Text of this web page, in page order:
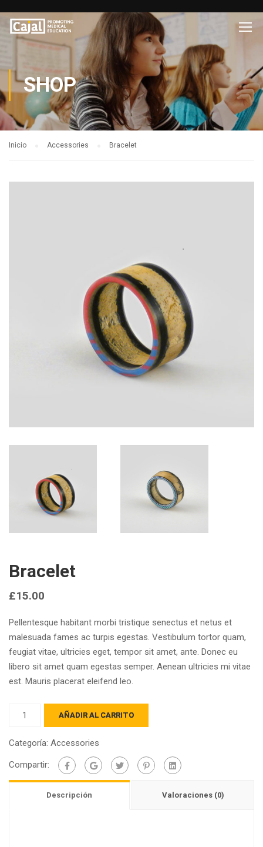
SHOP
Inicio Accessories Bracelet
Bracelet
£15.00
Pellentesque habitant morbi tristique senectus et netus et
malesuada fames ac turpis egestas. Vestibulum tortor quam,
feugiat vitae, ultricies eget, tempor sit amet, ante. Donec eu
libero sit amet quam egestas semper. Aenean ultricies mi vitae
est. Mauris placerat eleifend leo.
Bracelet
cantidad
AÑADIR AL CARRITO
Categoría: Accessories
Compartir:
Descripción Valoraciones (0)